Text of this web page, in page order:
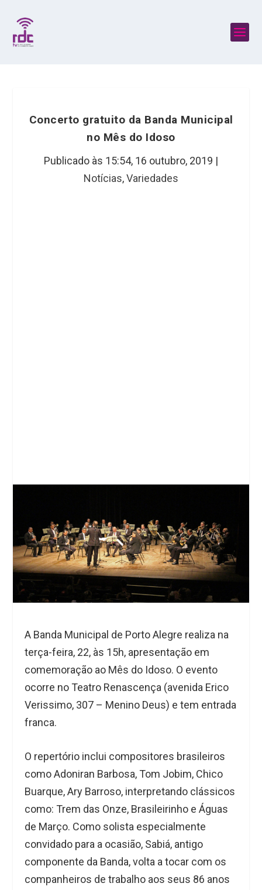
Concerto gratuito da Banda Municipal
no Mês do Idoso
Publicado às 15:54, 16 outubro, 2019 |
Notícias,Variedades
A Banda Municipal de Porto Alegre realiza na
terça-feira, 22, às 15h, apresentação em
comemoração ao Mês do Idoso. O evento
ocorre no Teatro Renascença (avenida Erico
Verissimo, 307 – Menino Deus) e tem entrada
franca.
O repertório inclui compositores brasileiros
como Adoniran Barbosa, Tom Jobim, Chico
Buarque, Ary Barroso, interpretando clássicos
como: Trem das Onze, Brasileirinho e Águas
de Março. Como solista especialmente
convidado para a ocasião, Sabiá, antigo
componente da Banda, volta a tocar com os
companheiros de trabalho aos seus 86 anos